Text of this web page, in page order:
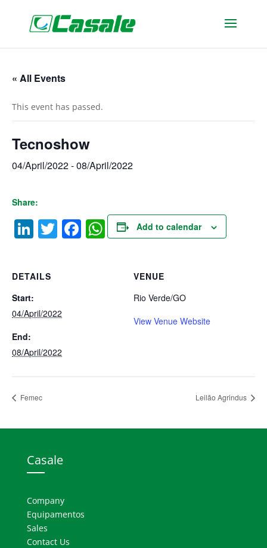
« All Events
This event has passed.
Tecnoshow
04/April/2022-08/April/2022
Share:
LinkedIn
TwitterFacebook
WhatsApp
Add to calendar
DETAILS
Start:
04/April/2022
End:
08/April/2022
VENUE
Rio Verde/GO
View Venue Website
Femec Leilão Agrindus
Casale
Company
Equipamentos
Sales
Contact Us